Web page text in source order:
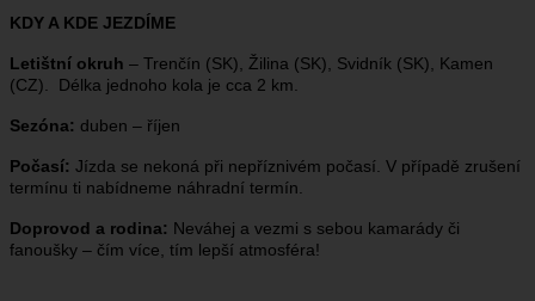
KDY A KDE JEZDÍME
Letištní okruh – Trenčín (SK), Žilina (SK), Svidník (SK), Kamen
(CZ). Délka jednoho kola je cca 2 km.
Sezóna: duben – říjen
Počasí: Jízda se nekoná při nepříznivém počasí. V případě zrušení
termínu ti nabídneme náhradní termín.
Doprovod a rodina: Neváhej a vezmi s sebou kamarády či
fanoušky – čím více, tím lepší atmosféra!